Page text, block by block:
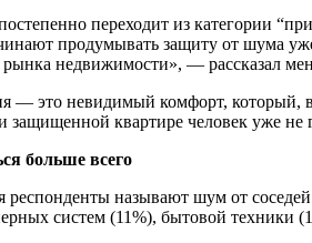
переходит из категории
продумывать защиту от шума
рынка недвижимости», — рассказал
— это невидимый комфорт, который,
защищенной квартире человек уже
больше всего
респонденты называют шум от
систем (11%), бытовой техники